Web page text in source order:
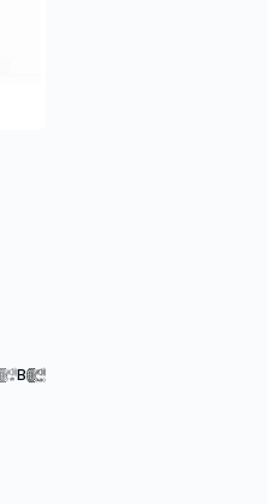
B